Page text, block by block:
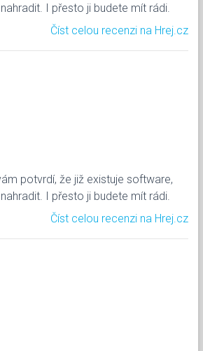
I přesto ji budete mít rádi.
Číst celou recenzi na Hrej.cz
potvrdí, že již existuje software,
I přesto ji budete mít rádi.
Číst celou recenzi na Hrej.cz